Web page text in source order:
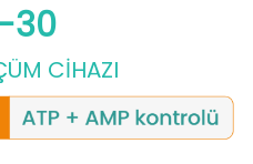
30
CİHAZI